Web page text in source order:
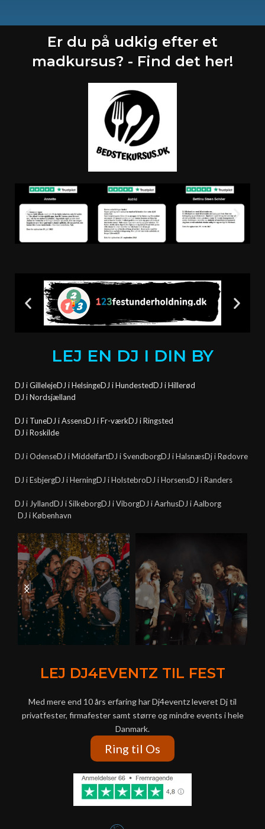
Er du på udkig efter et
madkursus? - Find det her!
LEJ EN DJ I DIN BY
DJ i GillelejeDJ i HelsingeDJ i HundestedDJ i Hillerød
DJ i Nordsjælland
DJ i TuneDJ i AssensDJ i Fr-værkDJ i Ringsted
DJ i Roskilde
DJ i OdenseDJ i MiddelfartDJ i SvendborgDJ i HalsnæsDj i Rødovre
DJ i EsbjergDJ i HerningDJ i HolstebroDJ i HorsensDJ i Randers
DJ i JyllandDJ i SilkeborgDJ i ViborgDJ i AarhusDJ i Aalborg
DJ i København
LEJ DJ4EVENTZ TIL FEST
Med mere end 10 års erfaring har Dj4eventz leveret Dj til
privatfester, firmafester samt større og mindre events i hele
Danmark.
Ring til Os